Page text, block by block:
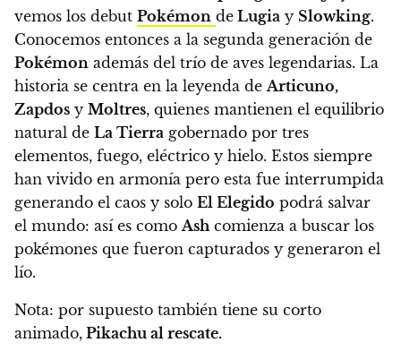
vemos los debut Pokémon de Lugia y Slowking.
Conocemos entonces a la segunda generación de
Pokémon además del trío de aves legendarias. La
historia se centra en la leyenda deArticuno,
Zapdos y Moltres, quienes mantienen el equilibrio
natural de La Tierra gobernado por tres
elementos, fuego, eléctrico y hielo. Estos siempre
han vivido en armonía pero esta fue interrumpida
generando el caos y solo El Elegido podrá salvar
el mundo: así es comoAshcomienza a buscar los
pokémones que fueron capturados y generaron el
lío.
Nota: por supuesto también tiene su corto
animado, Pikachu al rescate.